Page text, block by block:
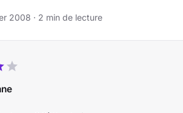
2008 · 2 min de lecture